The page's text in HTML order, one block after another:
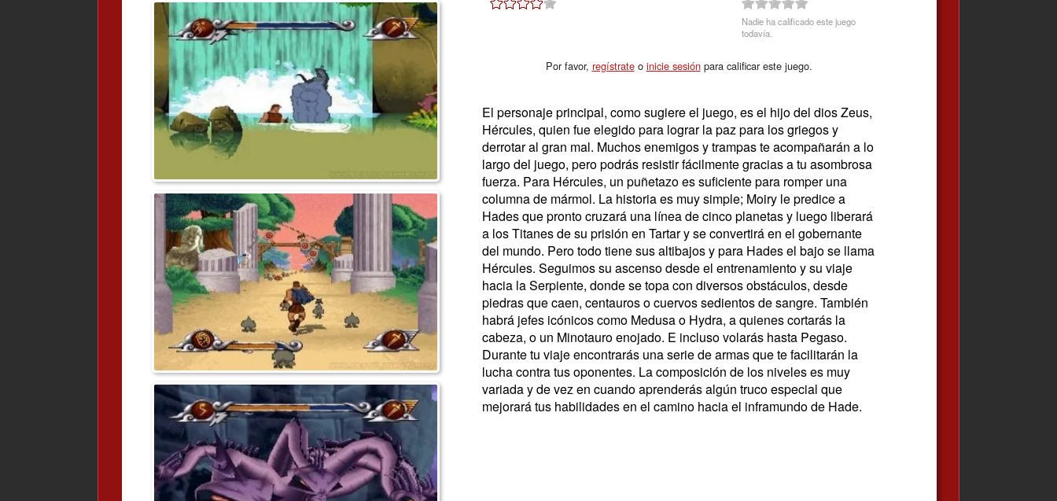
Nadie ha calificado este juego
todavía.
Por favor, regístrateo inicie sesiónpara calificar este juego.
El personaje principal, como sugiere el juego, es el hijo del dios Zeus,
Hércules, quien fue elegido para lograr la paz para los griegos y
derrotar al gran mal. Muchos enemigos y trampas te acompañarán a lo
largo del juego, pero podrás resistir fácilmente gracias a tu asombrosa
fuerza. Para Hércules, un puñetazo es suficiente para romper una
columna de mármol. La historia es muy simple; Moiry le predice a
Hades que pronto cruzará una línea de cinco planetas y luego liberará
a los Titanes de su prisión en Tartar y se convertirá en el gobernante
del mundo. Pero todo tiene sus altibajos y para Hades el bajo se llama
Hércules. Seguimos su ascenso desde el entrenamiento y su viaje
hacia la Serpiente, donde se topa con diversos obstáculos, desde
piedras que caen, centauros o cuervos sedientos de sangre. También
habrá jefes icónicos como Medusa o Hydra, a quienes cortarás la
cabeza, o un Minotauro enojado. E incluso volarás hasta Pegaso.
Durante tu viaje encontrarás una serie de armas que te facilitarán la
lucha contra tus oponentes. La composición de los niveles es muy
variada y de vez en cuando aprenderás algún truco especial que
mejorará tus habilidades en el camino hacia el inframundo de Hade.